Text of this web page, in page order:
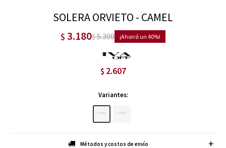
SOLERA ORVIETO - CAMEL
$ 3.180$5.300 40
$ 2.607
Variantes:
Métodos y costos de envío